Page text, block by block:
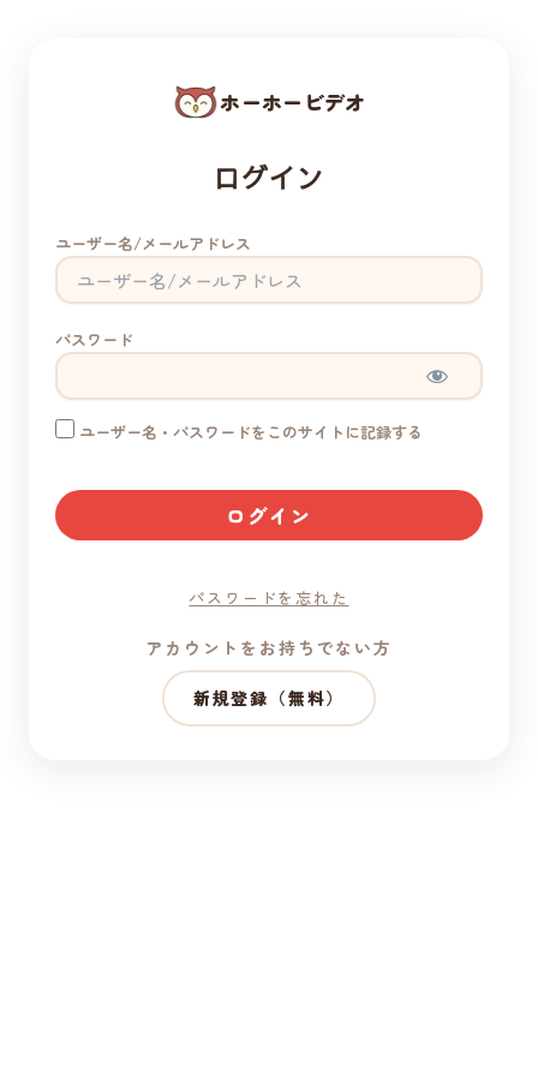
ホーホービデオ
ログイン
ユーザー名/メールアドレス
パスワード
ユーザー名・パスワードをこのサイトに記録する
パスワードを忘れた
アカウントをお持ちでない方
新規登録（無料）